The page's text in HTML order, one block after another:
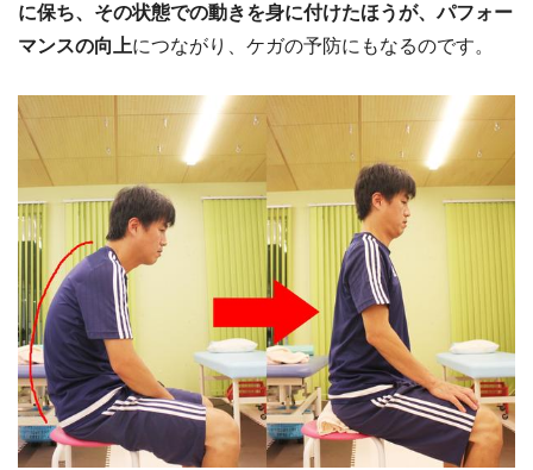
に保ち、その状態での動きを身に付けたほうが、パフォー
マンスの向上につながり、ケガの予防にもなるのです。